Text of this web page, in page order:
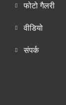
फोटो गैलरी
वीडियो
संपर्क